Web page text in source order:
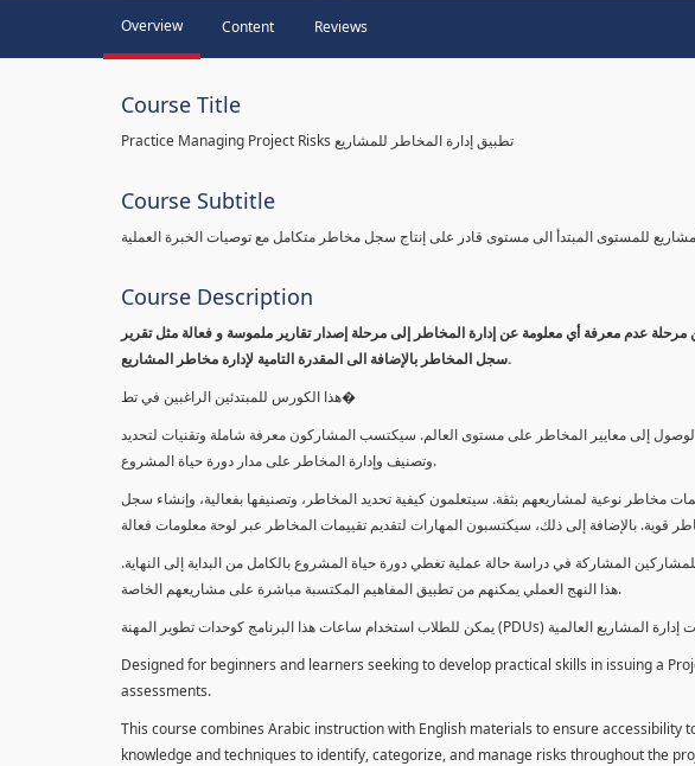
Overview Content Reviews
Course Title
Practice Managing Project Risks تطبيق إدارة المخاطر للمشاريع
Course Subtitle
للمستوى المبتدأ الى مستوى قادر على إنتاج سجل مخاطر متكامل مع توصيات الخبرة العملية
Course Description
من مرحلة عدم معرفة أي معلومة عن إدارة المخاطر إلى مرحلة إصدار تقارير ملموسة و فعالة مثل تقرير
سجل المخاطر بالإضافة الى المقدرة التامية لإدارة مخاطر المشاريع.
هذا الكورس للمبتدئين الراغبين في تط�
الوصول إلى معايير المخاطر على مستوى العالم. سيكتسب المشاركون معرفة شاملة وتقنيات لتحديد
وتصنيف وإدارة المخاطر على مدار دورة حياة المشروع.
مخاطر نوعية لمشاريعهم بثقة. سيتعلمون كيفية تحديد المخاطر، وتصنيفها بفعالية، وإنشاء سجل
المشاركة في دراسة حالة عملية تغطي دورة حياة المشروع بالكامل من البداية إلى النهاية.
هذا النهج العملي يمكنهم من تطبيق المفاهيم المكتسبة مباشرة على مشاريعهم الخاصة.
Designed for beginners and learners seeking to develop practical skills in issuing a
assessments.
This course combines Arabic instruction with English materials to ensure
knowledge and techniques to identify, categorize, and manage risks throughout the